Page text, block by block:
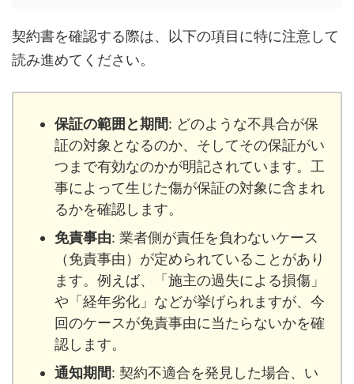
契約書を確認する際は、以下の項目に特に注意して
読み進めてください。
保証の範囲と期間: どのような不具合が保
証の対象となるのか、そしてその保証がい
つまで有効なのかが明記されています。工
事によって生じた傷が保証の対象に含まれ
るかを確認します。
免責事由: 業者側が責任を負わないケース
（免責事由）が定められていることがあり
ます。例えば、「施主の過失による損傷」
や「経年劣化」などが挙げられますが、今
回のケースが免責事由に当たらないかを確
認します。
通知期間: 契約不適合を発見した場合、い